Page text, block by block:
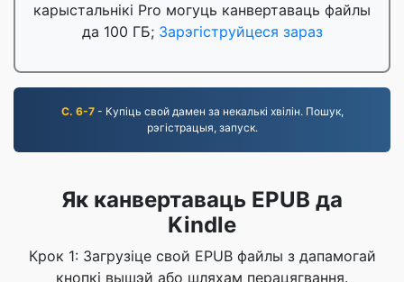
карыстальнікі Pro могуць канвертаваць файлы
да 100 ГБ; Зарэгіструйцеся зараз
С. 6-7- Купіць свой дамен за некалькі хвілін. Пошук,
рэгістрацыя, запуск.
Як канвертаваць EPUB да
Kindle
Крок 1: Загрузіце свой EPUB файлы з дапамогай
кнопкі вышэй або шляхам перацягвання.